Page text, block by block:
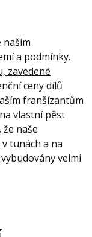
našim
a podmínky.
zavedené
cenydílů
franšízantům
vlastní pěst
naše
tunách a na
velmi